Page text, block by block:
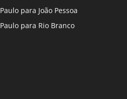
para João Pessoa
para Rio Branco